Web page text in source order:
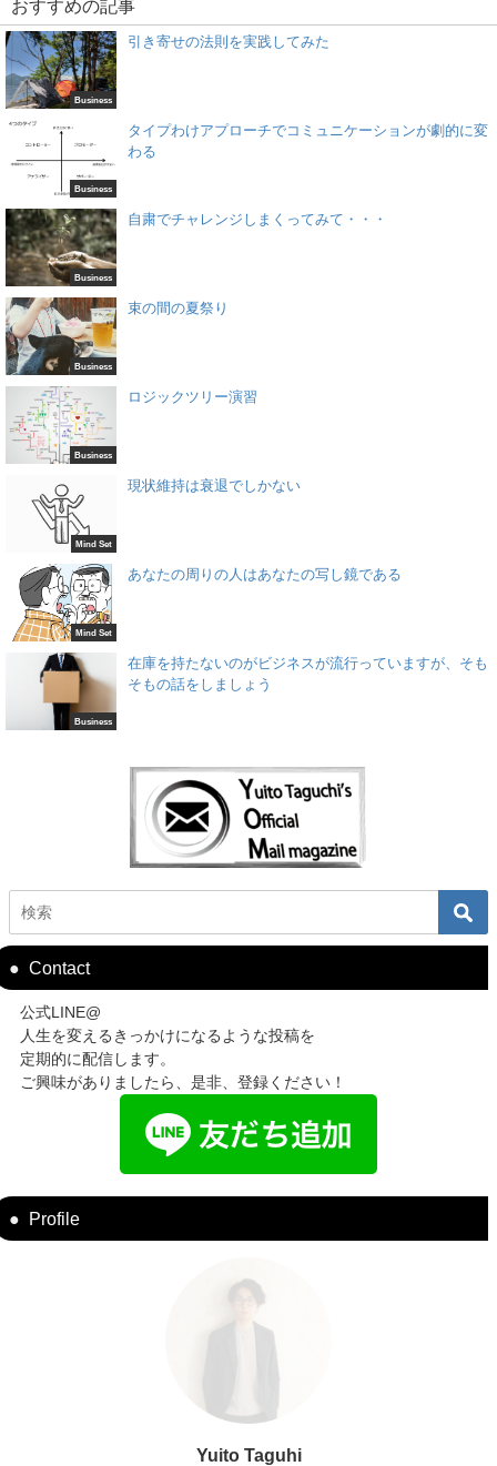
おすすめの記事
Business
引き寄せの法則を実践してみた
Business
タイプわけアプローチでコミュニケーションが劇的に変
わる
Business
自粛でチャレンジしまくってみて・・・
Business
束の間の夏祭り
Business
ロジックツリー演習
Mind Set
現状維持は衰退でしかない
Mind Set
あなたの周りの人はあなたの写し鏡である
Business
在庫を持たないのがビジネスが流行っていますが、そも
そもの話をしましょう
Contact
公式LINE@
人生を変えるきっかけになるような投稿を
定期的に配信します。
ご興味がありましたら、是非、登録ください！
Profile
Yuito Taguhi